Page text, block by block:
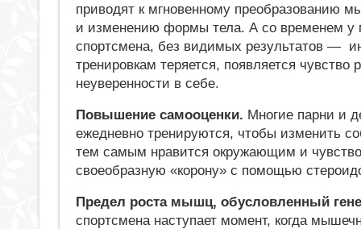
приводят к мгновенному преобразованию
и изменению формы тела. А со временем у
спортсмена, без видимых результатов —
тренировкам теряется, появляется чувство
неуверенности в себе.
Повышение самооценки. Многие парни и
ежедневно тренируются, чтобы изменить
тем самым нравится окружающим и
своеобразную «корону» с помощью
Предел роста мышц, обусловленный
спортсмена наступает момент, когда